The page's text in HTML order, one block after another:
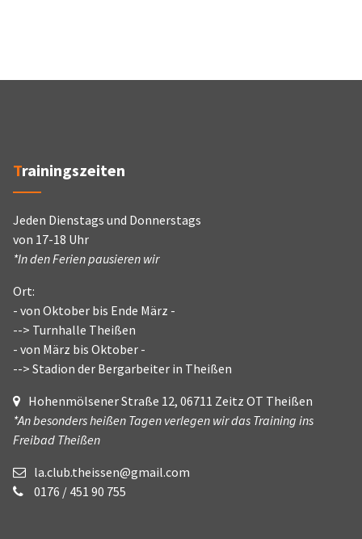
Trainingszeiten
Jeden Dienstags und Donnerstags
von 17-18 Uhr
*In den Ferien pausieren wir
Ort:
- von Oktober bis Ende März -
--> Turnhalle Theißen
- von März bis Oktober -
--> Stadion der Bergarbeiter in Theißen
Hohenmölsener Straße 12, 06711 Zeitz OT Theißen
*An besonders heißen Tagen verlegen wir das Training ins
Freibad Theißen
la.club.theissen@gmail.com
0176 / 451 90 755